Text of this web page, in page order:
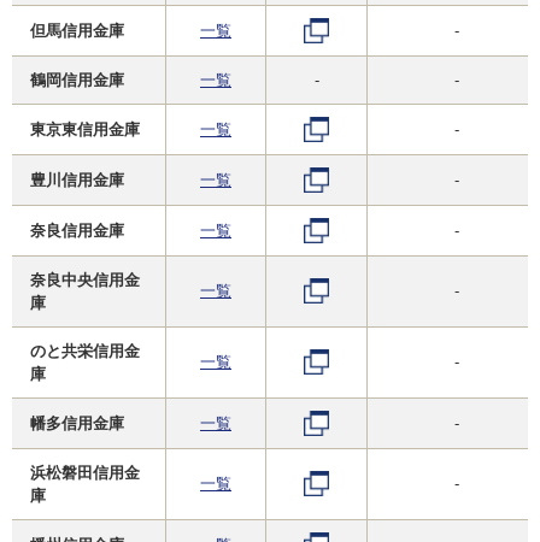
但馬信用金庫 一覧 -
鶴岡信用金庫 一覧 - -
東京東信用金庫 一覧 -
豊川信用金庫 一覧 -
奈良信用金庫 一覧 -
奈良中央信用金
庫
一覧 -
のと共栄信用金
庫
一覧 -
幡多信用金庫 一覧 -
浜松磐田信用金
庫
一覧 -